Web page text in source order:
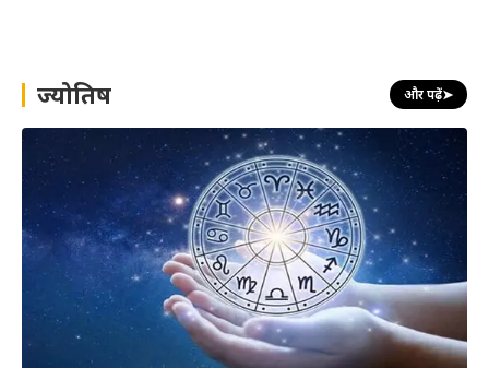
h ज्योतिष और पढ़ें➤